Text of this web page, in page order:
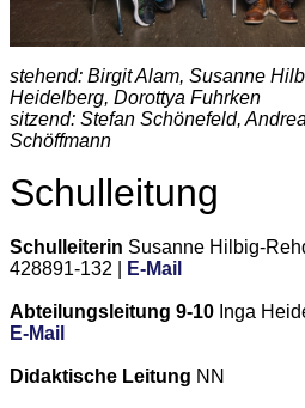
stehend: Birgit Alam, Susanne
Heidelberg, Dorottya Fuhrken
sitzend: Stefan Schönefeld,
Schöffmann
Schulleitung
Schulleiterin Susanne Hilbig-
428891-132 |
E-Mail
Abteilungsleitung 9-10 Inga
E-Mail
Didaktische Leitung NN